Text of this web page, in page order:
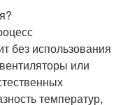
без использования
или
температур,